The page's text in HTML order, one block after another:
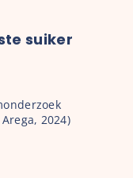
suiker
2024)